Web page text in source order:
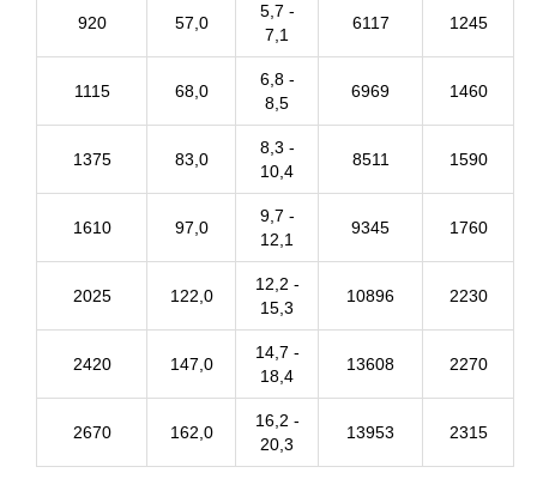
920 57,0
5,7 -
7,1
6117 1245
1115 68,0
6,8 -
8,5
6969 1460
1375 83,0
8,3 -
10,4
8511 1590
1610 97,0
9,7 -
12,1
9345 1760
2025 122,0
12,2 -
15,3
10896 2230
2420 147,0
14,7 -
18,4
13608 2270
2670 162,0
16,2 -
20,3
13953 2315